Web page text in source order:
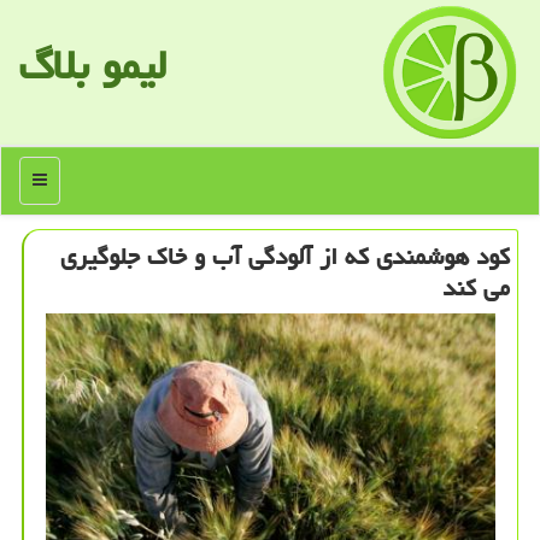
لیمو بلاگ
منو
كود هوشمندی كه از آلودگی آب و خاك جلوگیری
می كند